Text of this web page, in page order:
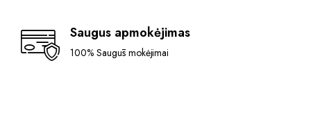
Saugus apmokėjimas
100% Saugūs mokėjimai